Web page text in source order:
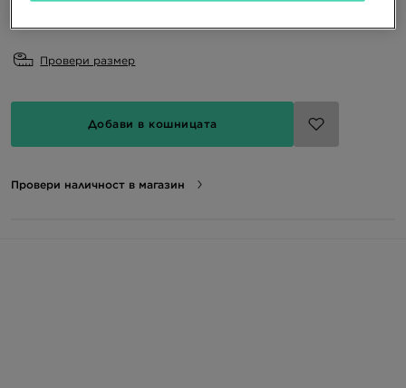
Провери размер
Добави в кошницата
Провери наличност в магазин